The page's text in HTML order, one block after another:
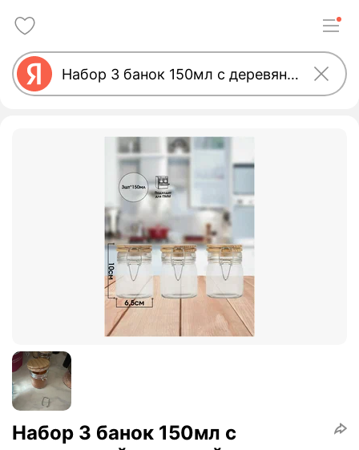
Набор 3 банок 150мл с